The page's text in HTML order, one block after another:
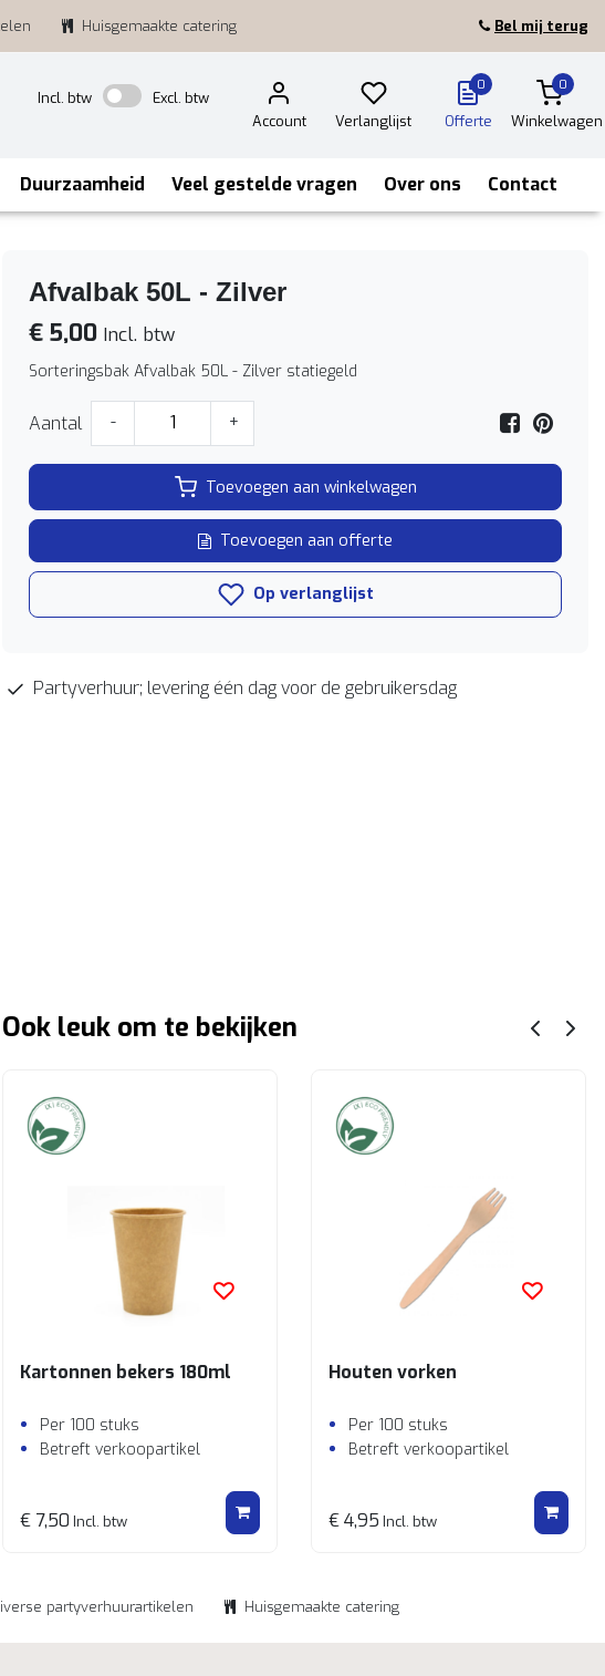
Huisgemaakte catering Bel mij terug
Incl. btw
Excl. btw
Account
Verlanglijst
0
Offerte
0
Winkelwagen
Duurzaamheid Veel gestelde vragen Over ons Contact
Afvalbak 50L - Zilver
€ 5,00 Incl. btw
Sorteringsbak Afvalbak 50L - Zilver statiegeld
Aantal - +
Toevoegen aan winkelwagen
Toevoegen aan offerte
Op verlanglijst
Partyverhuur; levering één dag voor de gebruikersdag
Ook leuk om te bekijken
Kartonnen bekers 180ml
Per 100 stuks
Betreft verkoopartikel
€ 7,50 Incl. btw
Houten vorken
Per 100 stuks
Betreft verkoopartikel
€ 4,95 Incl. btw
partyverhuurartikelen Huisgemaakte catering